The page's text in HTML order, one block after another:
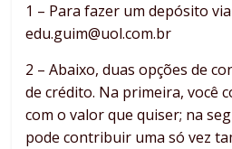
1 – Para fazer um depósito via
edu.guim@uol.com.br
2 – Abaixo, duas opções de
de crédito. Na primeira, você
com o valor que quiser; na
pode contribuir uma só vez